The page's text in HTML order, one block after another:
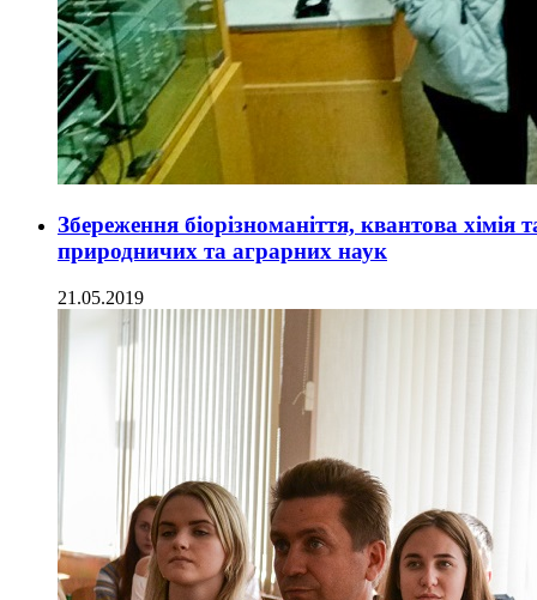
Збереження біорізноманіття, квантова хімія
природничих та аграрних наук
21.05.2019